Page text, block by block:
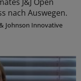
nach Auswegen.
Johnson Innovative